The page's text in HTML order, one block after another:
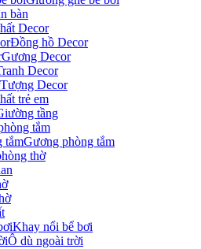
bàn
Decor
Đồng hồ Decor
Gương Decor
Decor
Tượng Decor
trẻ em
tầng
tắm
Gương phòng tắm
thờ
Khay nổi bể bơi
Ô dù ngoài trời